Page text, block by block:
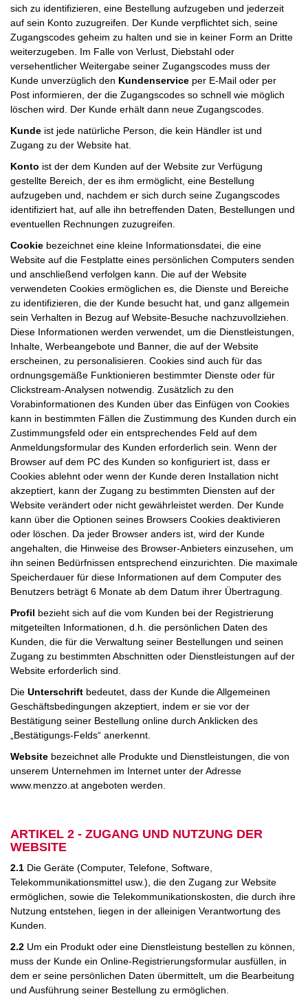
sich zu identifizieren, eine Bestellung aufzugeben und jederzeit
auf sein Konto zuzugreifen. Der Kunde verpflichtet sich, seine
Zugangscodes geheim zu halten und sie in keiner Form an Dritte
weiterzugeben. Im Falle von Verlust, Diebstahl oder
versehentlicher Weitergabe seiner Zugangscodes muss der
Kunde unverzüglich den Kundenservice per E-Mail oder per
Post informieren, der die Zugangscodes so schnell wie möglich
löschen wird. Der Kunde erhält dann neue Zugangscodes.
Kunde ist jede natürliche Person, die kein Händler ist und
Zugang zu der Website hat.
Konto ist der dem Kunden auf der Website zur Verfügung
gestellte Bereich, der es ihm ermöglicht, eine Bestellung
aufzugeben und, nachdem er sich durch seine Zugangscodes
identifiziert hat, auf alle ihn betreffenden Daten, Bestellungen und
eventuellen Rechnungen zuzugreifen.
Cookie bezeichnet eine kleine Informationsdatei, die eine
Website auf die Festplatte eines persönlichen Computers senden
und anschließend verfolgen kann. Die auf der Website
verwendeten Cookies ermöglichen es, die Dienste und Bereiche
zu identifizieren, die der Kunde besucht hat, und ganz allgemein
sein Verhalten in Bezug auf Website-Besuche nachzuvollziehen.
Diese Informationen werden verwendet, um die Dienstleistungen,
Inhalte, Werbeangebote und Banner, die auf der Website
erscheinen, zu personalisieren. Cookies sind auch für das
ordnungsgemäße Funktionieren bestimmter Dienste oder für
Clickstream-Analysen notwendig. Zusätzlich zu den
Vorabinformationen des Kunden über das Einfügen von Cookies
kann in bestimmten Fällen die Zustimmung des Kunden durch ein
Zustimmungsfeld oder ein entsprechendes Feld auf dem
Anmeldungsformular des Kunden erforderlich sein. Wenn der
Browser auf dem PC des Kunden so konfiguriert ist, dass er
Cookies ablehnt oder wenn der Kunde deren Installation nicht
akzeptiert, kann der Zugang zu bestimmten Diensten auf der
Website verändert oder nicht gewährleistet werden. Der Kunde
kann über die Optionen seines Browsers Cookies deaktivieren
oder löschen. Da jeder Browser anders ist, wird der Kunde
angehalten, die Hinweise des Browser-Anbieters einzusehen, um
ihn seinen Bedürfnissen entsprechend einzurichten. Die maximale
Speicherdauer für diese Informationen auf dem Computer des
Benutzers beträgt 6 Monate ab dem Datum ihrer Übertragung.
Profil bezieht sich auf die vom Kunden bei der Registrierung
mitgeteilten Informationen, d.h. die persönlichen Daten des
Kunden, die für die Verwaltung seiner Bestellungen und seinen
Zugang zu bestimmten Abschnitten oder Dienstleistungen auf der
Website erforderlich sind.
Die Unterschrift bedeutet, dass der Kunde die Allgemeinen
Geschäftsbedingungen akzeptiert, indem er sie vor der
Bestätigung seiner Bestellung online durch Anklicken des
„Bestätigungs-Felds“ anerkennt.
Website bezeichnet alle Produkte und Dienstleistungen, die von
unserem Unternehmen im Internet unter der Adresse
www.menzzo.at angeboten werden.
ARTIKEL 2 - ZUGANG UND NUTZUNG DER
WEBSITE
2.1 Die Geräte (Computer, Telefone, Software,
Telekommunikationsmittel usw.), die den Zugang zur Website
ermöglichen, sowie die Telekommunikationskosten, die durch ihre
Nutzung entstehen, liegen in der alleinigen Verantwortung des
Kunden.
2.2 Um ein Produkt oder eine Dienstleistung bestellen zu können,
muss der Kunde ein Online-Registrierungsformular ausfüllen, in
dem er seine persönlichen Daten übermittelt, um die Bearbeitung
und Ausführung seiner Bestellung zu ermöglichen.